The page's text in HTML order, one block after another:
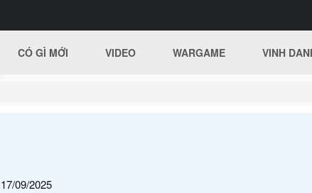
CÓ GÌ MỚI VIDEO WARGAME VINH
17/09/2025